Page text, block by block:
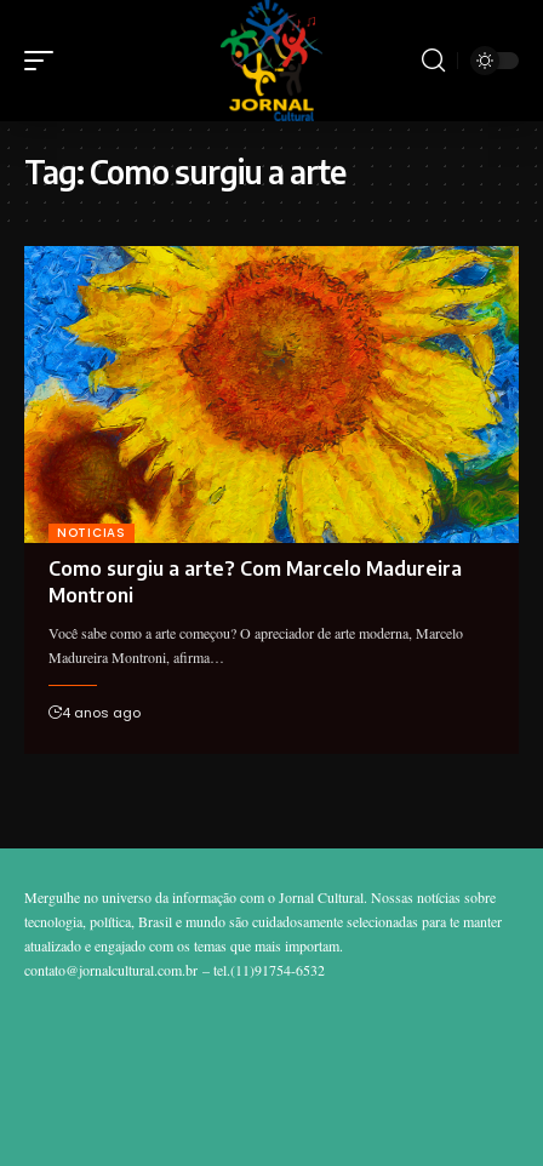
Tag:Como surgiu a arte
NOTICIAS
Como surgiu a arte? Com Marcelo Madureira
Montroni
Você sabe como a arte começou? O apreciador de arte moderna, Marcelo
Madureira Montroni, afirma…
4 anos ago
Mergulhe no universo da informação com o Jornal Cultural. Nossas notícias sobre
tecnologia, política, Brasil e mundo são cuidadosamente selecionadas para te manter
atualizado e engajado com os temas que mais importam.
contato@jornalcultural.com.br – tel.(11)91754-6532